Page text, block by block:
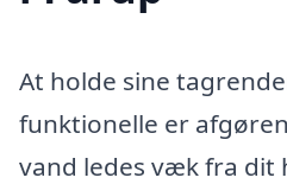
At holde sine
funktionelle er
vand ledes væk fra dit